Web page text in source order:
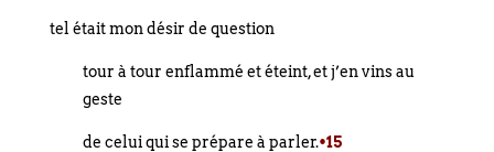
tel était mon désir de question
tour à tour enflammé et éteint, et j’en vins au
geste
de celui qui se prépare à parler.•15